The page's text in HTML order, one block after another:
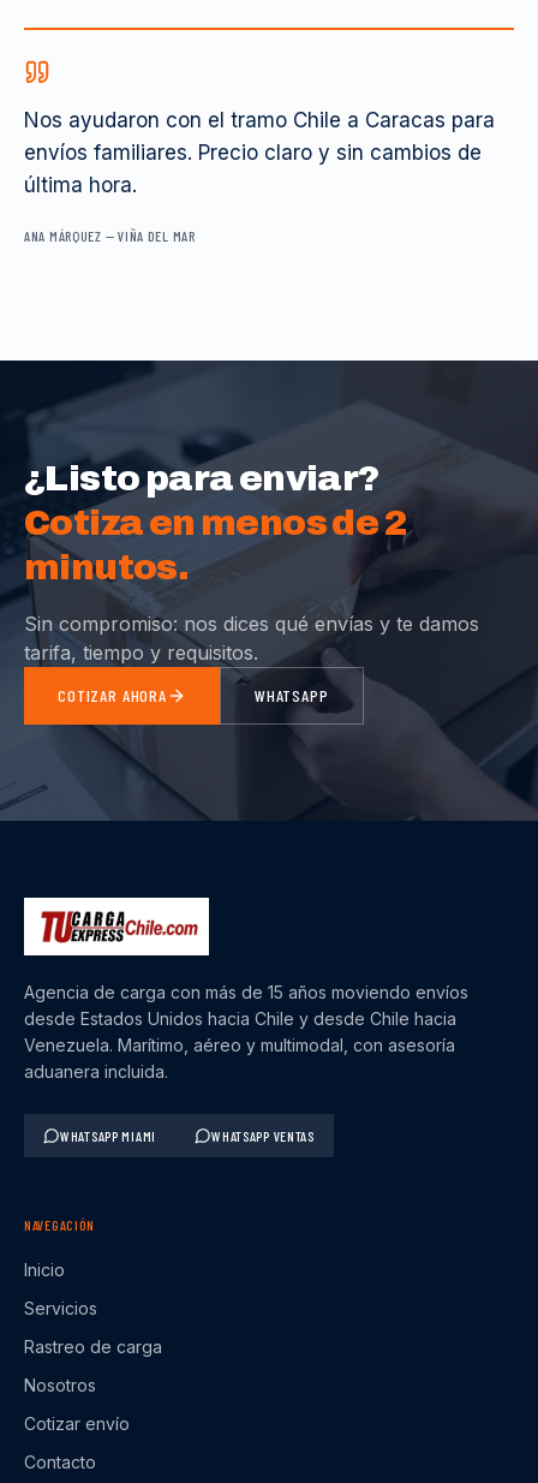
Nos ayudaron con el tramo Chile a Caracas para
envíos familiares. Precio claro y sin cambios de
última hora.
ANA MÁRQUEZ —VIÑA DEL MAR
¿Listo para enviar?
Cotiza en menos de 2
minutos.
Sin compromiso: nos dices qué envías y te damos
tarifa, tiempo y requisitos.
COTIZAR AHORA WHATSAPP
Agencia de carga con más de 15 años moviendo envíos
desde Estados Unidos hacia Chile y desde Chile hacia
Venezuela. Marítimo, aéreo y multimodal, con asesoría
aduanera incluida.
WHATSAPP MIAMI WHATSAPP VENTAS
NAVEGACIÓN
Inicio
Servicios
Rastreo de carga
Nosotros
Cotizar envío
Contacto